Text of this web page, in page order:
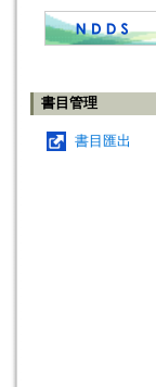
書目管理
書目匯出